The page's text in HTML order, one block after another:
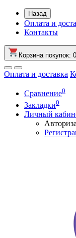
Назад
Оплата и
Контакты
Корзинапокупок: 0
Оплата и доставка
Сравнение0
Закладки0
Личный